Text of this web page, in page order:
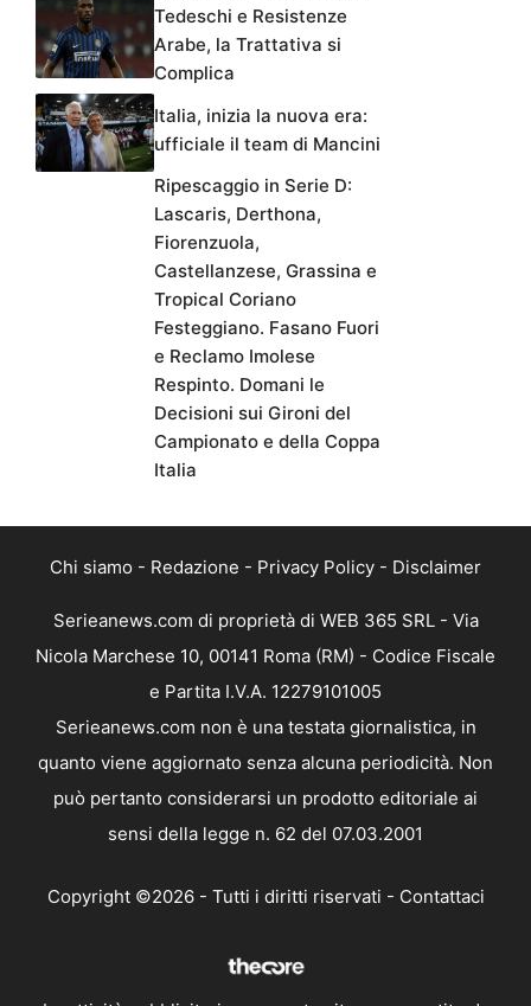
Tedeschi e Resistenze
Arabe, la Trattativa si
Complica
Italia, inizia la nuova era:
ufficiale il team di Mancini
Ripescaggio in Serie D:
Lascaris, Derthona,
Fiorenzuola,
Castellanzese, Grassina e
Tropical Coriano
Festeggiano. Fasano Fuori
e Reclamo Imolese
Respinto. Domani le
Decisioni sui Gironi del
Campionato e della Coppa
Italia
Chi siamo - Redazione - Privacy Policy - Disclaimer
Serieanews.com di proprietà di WEB 365 SRL - Via
Nicola Marchese 10, 00141 Roma (RM) - Codice Fiscale
e Partita I.V.A. 12279101005
Serieanews.com non è una testata giornalistica, in
quanto viene aggiornato senza alcuna periodicità. Non
può pertanto considerarsi un prodotto editoriale ai
sensi della legge n. 62 del 07.03.2001
Copyright ©2026 - Tutti i diritti riservati - Contattaci